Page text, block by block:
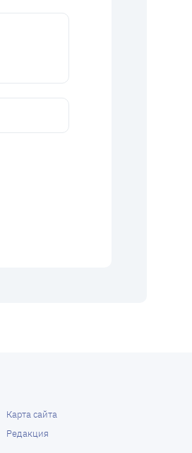
Карта сайта
Редакция